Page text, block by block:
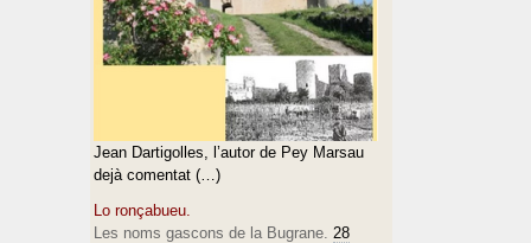
Jean Dartigolles, l’autor de Pey Marsau
dejà comentat (…)
Lo ronçabueu.
Les noms gascons de la Bugrane. 28